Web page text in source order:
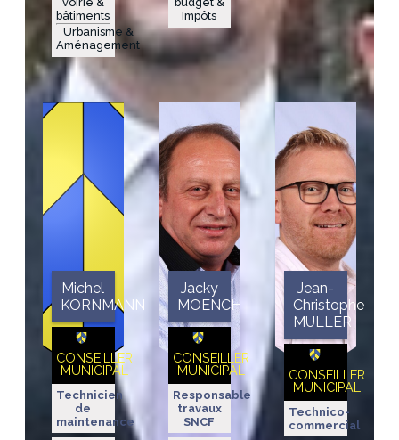
bâtiments
Urbanisme &
Aménagement
Impôts
Michel
KORNMANN
CONSEILLER
MUNICIPAL
Technicien
de
maintenance
Jacky
MOENCH
CONSEILLER
MUNICIPAL
Responsable
travaux
SNCF
Jean-
Christophe
MULLER
CONSEILLER
MUNICIPAL
Technico-
commercial